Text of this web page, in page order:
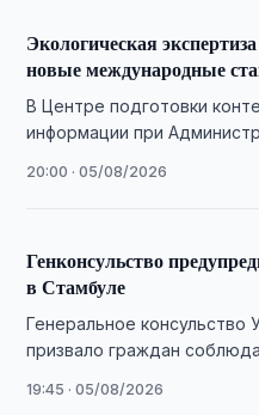
Экологическая
новые международные
В Центре подготовки
информации при
экологической
20:00 · 05/08/2026
Генконсульство
в Стамбуле
Генеральное консульство
призвало граждан
туристических районах
19:45 · 05/08/2026